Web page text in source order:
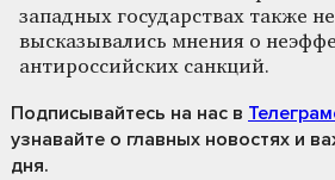
западных государствах также
высказывались мнения о
антироссийских санкций.
Подписывайтесь на нас в
узнавайте о главных новостях и
дня.